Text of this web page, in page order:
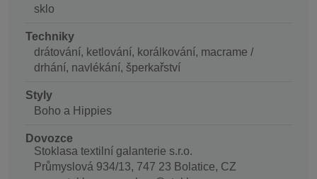
sklo
Techniky
drátování, ketlování, korálkování, macrame /
drhání, navlékání, šperkařství
Styly
Boho a Hippies
Dovozce
Stoklasa textilní galanterie s.r.o.
Průmyslová 934/13, 747 23 Bolatice, CZ